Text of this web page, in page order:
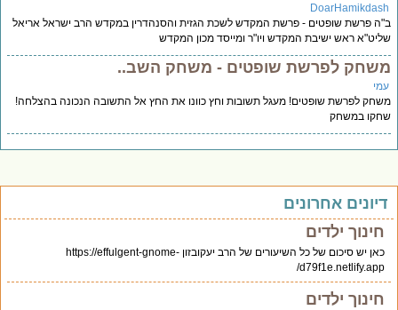
פרשת שופטים - פרשת המקדש לשכת הגזית והסנהדרין במקדש הרב ישראל אריאל
ראש ישיבת המקדש ויו"ר ומייסד מכון המקדש
לפרשת שופטים - משחק השב..
לפרשת שופטים! מעגל תשובות וחץ כוונו את החץ אל התשובה הנכונה בהצלחה!
במשחק
אחרונים
חינוך ילדים
כאן יש סיכום של כל השיעורים של הרב יעקובזון https://effulgent-gnome-
d79f1e.netlify.app/
חינוך ילדים